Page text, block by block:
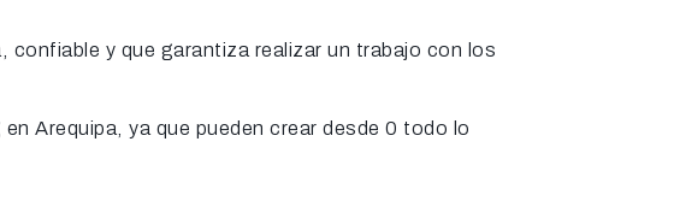
y que garantiza realizar un trabajo con los
Arequipa, ya que pueden crear desde 0 todo lo